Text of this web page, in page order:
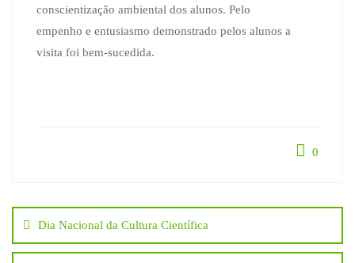
conscientização ambiental dos alunos. Pelo
empenho e entusiasmo demonstrado pelos alunos a
visita foi bem-sucedida.
0
Navegação
de
Dia Nacional da Cultura Científica